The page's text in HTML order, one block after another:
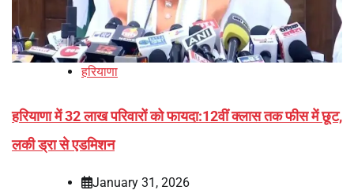
हरियाणा
हरियाणा में 32 लाख परिवारों को फायदा:12वीं क्लास तक फीस में छूट,
लकी ड्रा से एडमिशन
January 31, 2026